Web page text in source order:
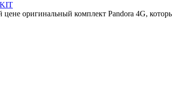
KIT
оригинальный комплект Pandora 4G,